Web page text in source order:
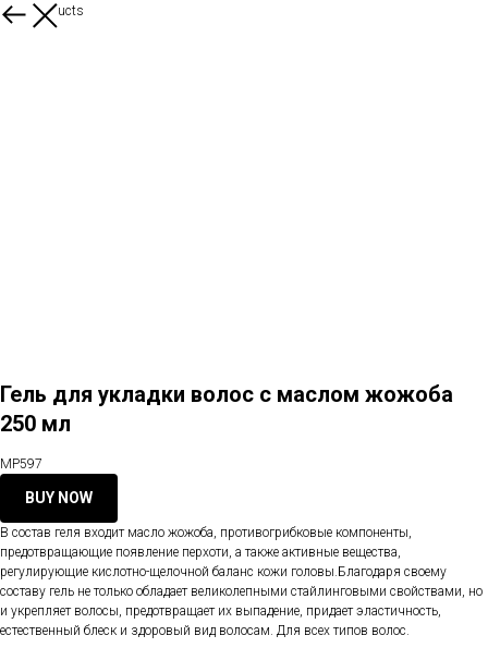
More products
Гель для укладки волос с маслом жожоба
250 мл
MP597
BUY NOW
В состав геля входит масло жожоба, противогрибковые компоненты,
предотвращающие появление перхоти, а также активные вещества,
регулирующие кислотно-щелочной баланс кожи головы.Благодаря своему
составу гель не только обладает великолепными стайлинговыми свойствами, но
и укрепляет волосы, предотвращает их выпадение, придает эластичность,
естественный блеск и здоровый вид волосам. Для всех типов волос.